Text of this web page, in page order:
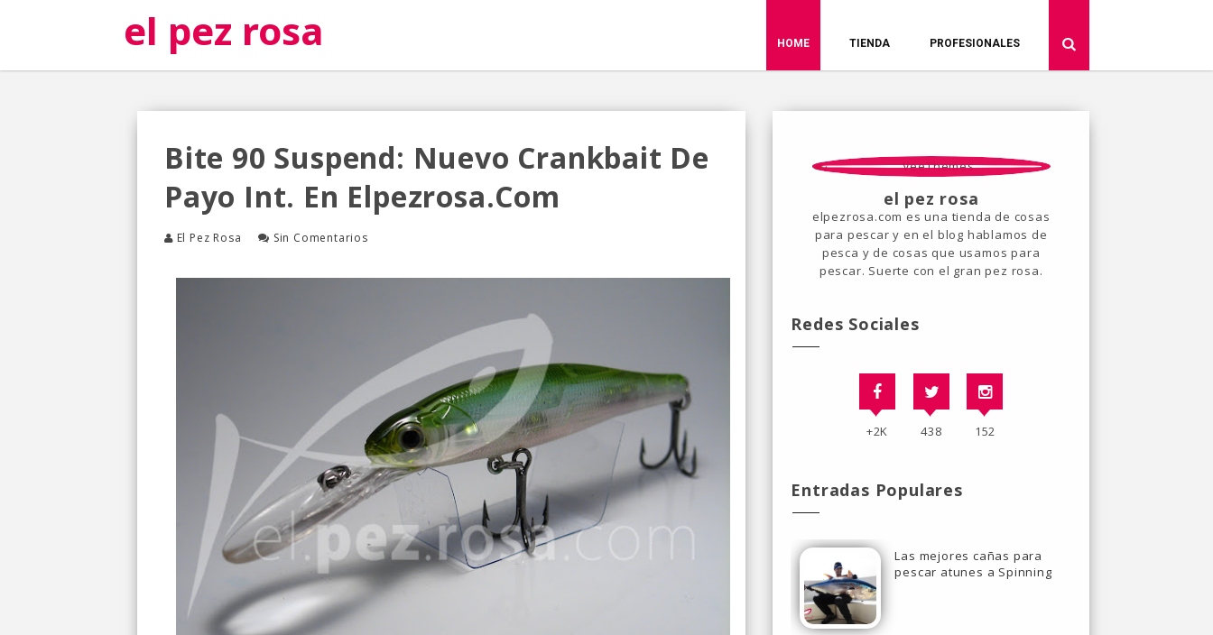
el pez rosa HOME TIENDA PROFESIONALES
Bite 90 Suspend: Nuevo Crankbait De
Payo Int. En Elpezrosa.com
El Pez Rosa Sin Comentarios
el pez rosa
elpezrosa.com es una tienda de cosas
para pescar y en el blog hablamos de
pesca y de cosas que usamos para
pescar. Suerte con el gran pez rosa.
Redes Sociales
+2K 438 152
Entradas Populares
Las mejores cañas para
pescar atunes a Spinning